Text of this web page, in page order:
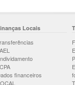
Locais
financeiros